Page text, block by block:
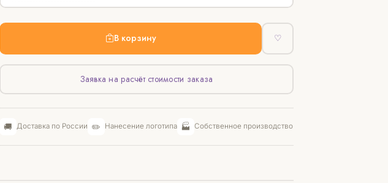
В корзину ♡
Заявка на расчёт стоимости заказа
🚚 Доставка по России ✏️ Нанесение логотипа 🏭 Собственное производство